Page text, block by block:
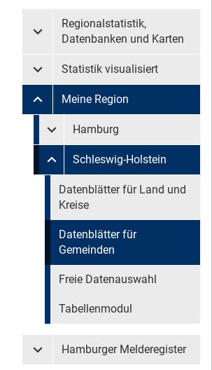
Untermenü überspringen
Untermenü Regionalstatistik,
Regionalstatistik,
Datenbanken und Karten
Untermenü Statistik visualisiert
Statistik visualisiert
Untermenü Meine Region
Meine Region
Untermenü überspringen
Untermenü Meine Region
Hamburg
Untermenü Meine Region
Schleswig-Holstein
Untermenü überspringen
Datenblätter für Land und
Kreise
Datenblätter für
Gemeinden
Freie Datenauswahl
Tabellenmodul
Untermenü Hamburger Melderegister
Hamburger Melderegister